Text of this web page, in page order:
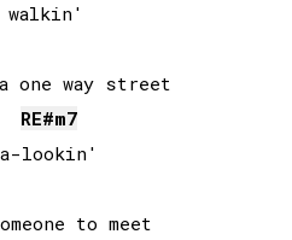
walkin'
a one way street
RE#m7
lookin'
to meet